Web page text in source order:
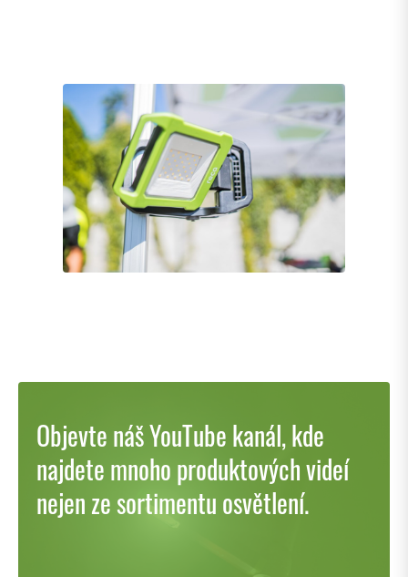
Objevte náš YouTube kanál, kde
najdete mnoho produktových videí
nejen ze sortimentu osvětlení.